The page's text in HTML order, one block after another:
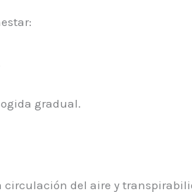
gradual.
circulación del aire y